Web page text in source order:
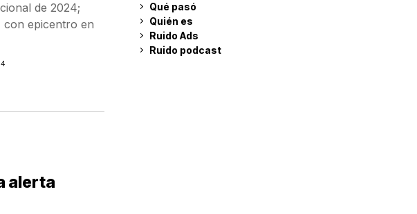
de 2024;
con epicentro en
alerta
Qué pasó
Quién es
Ruido Ads
Ruido podcast